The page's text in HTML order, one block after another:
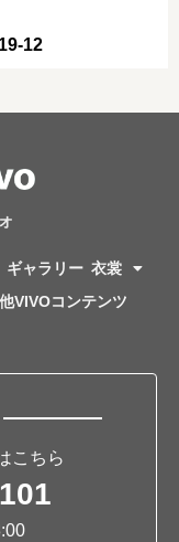
12
ギャラリー 衣裳
VIVOコンテンツ
こちら